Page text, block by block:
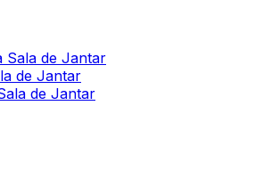
Sala de Jantar
de Jantar
de Jantar